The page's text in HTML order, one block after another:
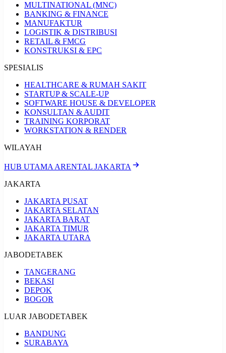
MULTINATIONAL (MNC)
BANKING & FINANCE
MANUFAKTUR
LOGISTIK & DISTRIBUSI
RETAIL & FMCG
KONSTRUKSI & EPC
SPESIALIS
HEALTHCARE & RUMAH SAKIT
STARTUP & SCALE-UP
SOFTWARE HOUSE & DEVELOPER
KONSULTAN & AUDIT
TRAINING KORPORAT
WORKSTATION & RENDER
WILAYAH
HUB UTAMA ARENTAL JAKARTA
JAKARTA
JAKARTA PUSAT
JAKARTA SELATAN
JAKARTA BARAT
JAKARTA TIMUR
JAKARTA UTARA
JABODETABEK
TANGERANG
BEKASI
DEPOK
BOGOR
LUAR JABODETABEK
BANDUNG
SURABAYA